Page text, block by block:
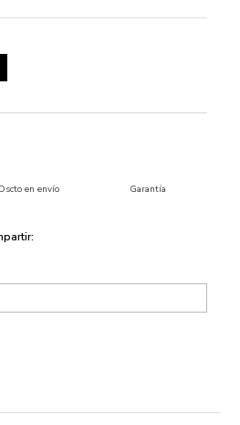
Dscto en envío Garantía